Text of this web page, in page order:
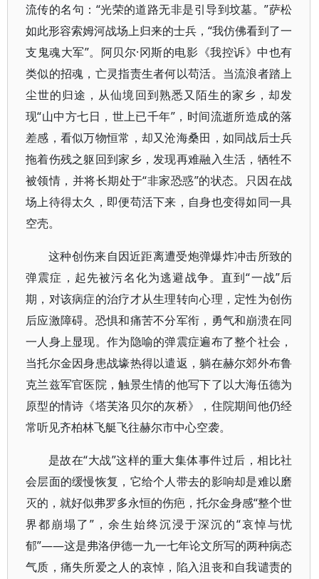
流传的名句：“光荣的道路无非是引导到坟墓。”萨松
如此形容索姆河战场上归来的士兵，“我仿佛看到了一
支鬼魂大军”。阿贝尔·冈斯的电影《我控诉》中也有
类似的招魂，亡灵指责生者何以苟活。当流浪者踏上
尘世的归途，从仙境回到熟悉又陌生的家乡，却发
现“山中方七日，世上已千年”，时间流逝所造成的落
差感，看似万物恒常，却又沧海桑田，如同战后士兵
拖着伤残之躯回到家乡，发现再难融入生活，牺牲不
被领情，并将长期处于“非家恐惑”的状态。只因在战
场上待得太久，即便苟活下来，自身也变得如同一具
空壳。
这种创伤来自因近距离遭受炮弹爆炸冲击所致的
弹震症，起先被污名化为逃避战争。直到“一战”后
期，对该病症的治疗才从生理转向心理，定性为创伤
后应激障碍。恐惧和痛苦不分军衔，勇气和崩溃在同
一人身上显现。作为隐喻的弹震症遍布了整个社会，
当托尔金因身患战壕热得以遣返，躺在赫尔郊外布鲁
克兰兹军官医院，触景生情的他写下了以大海伍德为
原型的情诗《塔芙洛贝尔的灰桥》，住院期间他仍经
常听见齐柏林飞艇飞往赫尔市中心空袭。
是故在“大战”这样的重大集体事件过后，相比社
会层面的缓慢恢复，它给个人带去的影响却是难以磨
灭的，就好似弗罗多永恒的伤疤，托尔金身感“整个世
界都崩塌了”，余生始终沉浸于深沉的“哀悼与忧
郁”——这是弗洛伊德一九一七年论文所写的两种病态
气质，痛失所爱之人的哀悼，陷入沮丧和自我谴责的